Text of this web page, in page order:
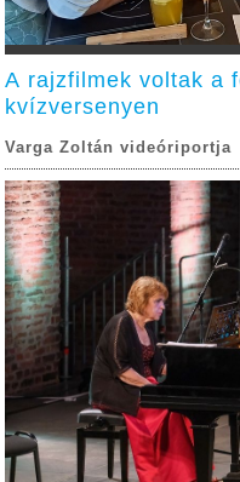
A rajzfilmek voltak a
kvízversenyen
Varga Zoltán videóriportja